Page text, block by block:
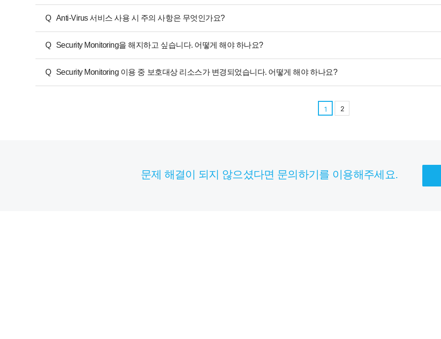
Q Anti-Virus 서비스 사용 시 주의 사항은 무엇인가요?
Q Security Monitoring을 해지하고 싶습니다. 어떻게 해야 하나요?
Q Security Monitoring 이용 중 보호대상 리소스가 변경되었습니다. 어떻게 해야 하나요?
1 2
문제 해결이 되지 않으셨다면 문의하기를 이용해주세요.